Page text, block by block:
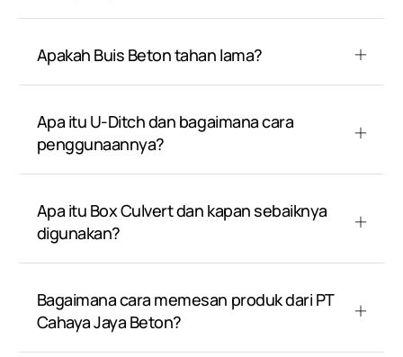
Apakah Buis Beton tahan lama?
Apa itu U-Ditch dan bagaimana cara
penggunaannya?
Apa itu Box Culvert dan kapan sebaiknya
digunakan?
Bagaimana cara memesan produk dari PT
Cahaya Jaya Beton?